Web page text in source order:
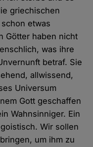
griechischen
etwas
Götter haben nicht
was ihre
betraf. Sie
allwissend,
Universum
Gott geschaffen
Wahnsinniger. Ein
Wir sollen
um ihm zu